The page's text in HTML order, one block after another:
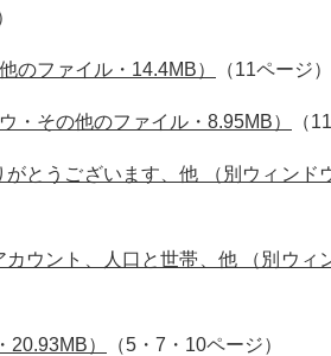
のファイル・14.4MB） （11ページ）
・その他のファイル・8.95MB） （
とうございます、他 （別ウィンド
ウント、人口と世帯、他 （別ウィ
） （5・7・10ページ）